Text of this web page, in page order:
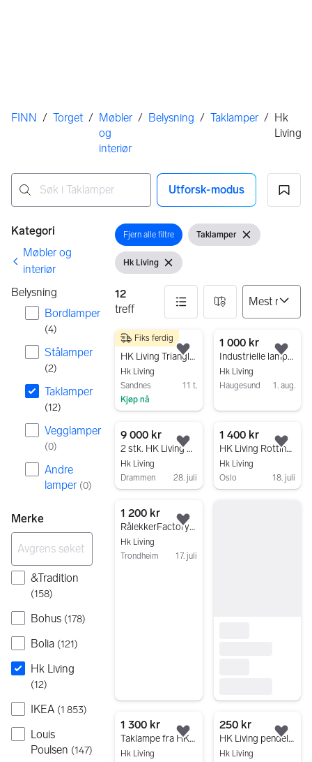
Her er du
FINN / Torget / Møbler
og
interiør
/ Belysning / Taklamper / Hk
Living
Utforsk-modus
Filtre
Kategori
Møbler og
interiør
Belysning
Bordlamper
(4)
Stålamper
(2)
Taklamper
(12)
Vegglamper
(0)
Andre
lamper (0)
Merke
&Tradition
(158)
Bohus (178)
Bolia (121)
Hk Living
(12)
IKEA (1 853)
Louis
Poulsen (147)
Åpne filter
Fjern alle filtre Vis filter
Taklamper Fjern filter
Vis filter
Hk Living Fjern filter
12
treff
12 resultater
900 kr
HK Living Triangle L taklampe 60 cm – matt svart
Hk Living
Sandnes
11 t.
Kjøp nå
Fiks ferdig
Legg til som favoritt.
1 000 kr
Industrielle lamper
Hk Living
Haugesund
1. aug.
9 000 kr
2 stk. HK Living kobberpendler – hengt hos TGI Fridays Aker Brygge
Hk Living
Drammen
28. juli
Legg til som favoritt.
1 400 kr
HK Living Rotting pendantlampe - XL (65cm++)
Hk Living
Oslo
18. juli
1 200 kr
RålekkerFactory taklampe fra HK Living selges
Hk Living
Trondheim
17. juli
Legg til som favoritt.
1 300 kr
Taklampe fra HK living
Hk Living
Legg til som favoritt.
250 kr
HK Living pendellampe
Hk Living